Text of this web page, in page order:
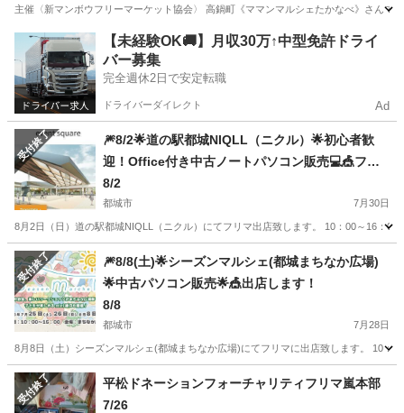
主催〈新マンボウフリーマーケット協会〉 高鍋町《ママンマルシェたかなべ》さん
宮崎 児湯郡 フリーマーケット 会場
【未経験OK🚚】月収30万↑中型免許ドライ
バー募集
完全週休2日で安定転職
ドライバーダイレクト Ad
受付終了
🎆8/2🌟道の駅都城NIQLL（ニクル）🌟初心者歓
迎！Office付き中古ノートパソコン販売💻🎪フリ
ーマーケット出店します！
8/2
都城市 7月30日
8月2日（日）道の駅都城NIQLL（ニクル）にてフリマ出店致します。 10：00～16：
宮崎 都城市 フリーマーケット
受付終了
🎆8/8(土)🌟シーズンマルシェ(都城まちなか広場)
🌟中古パソコン販売🌟🎪出店します！
8/8
都城市 7月28日
8月8日（土）シーズンマルシェ(都城まちなか広場)にてフリマに出店致します。 10
宮崎 都城市 フリーマーケット マルシェ
受付終了
平松ドネーションフォーチャリティフリマ嵐本部
7/26